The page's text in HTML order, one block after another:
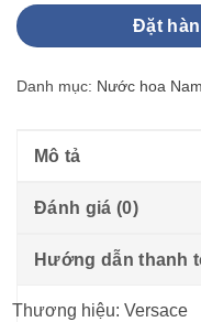
Đặt
Danh mục: Nước hoa Nam
Mô tả
Đánh giá (0)
Hướng dẫn thanh
Thương hiệu: Versace